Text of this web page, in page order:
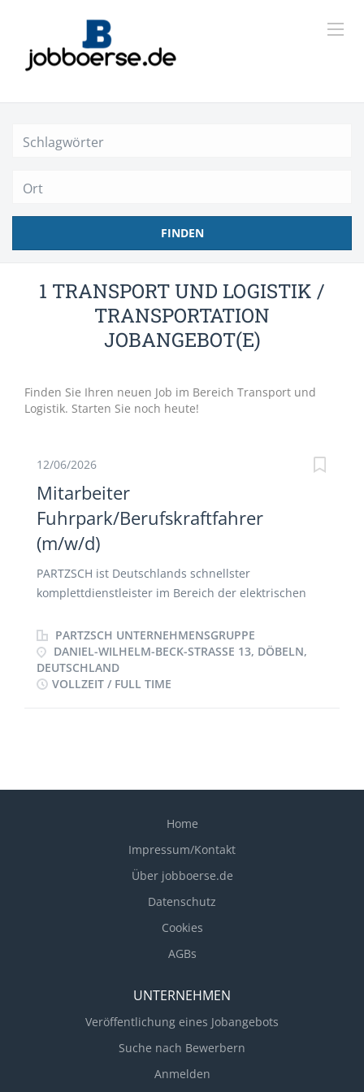
FINDEN
1 TRANSPORT UND LOGISTIK /
TRANSPORTATION
JOBANGEBOT(E)
Finden Sie Ihren neuen Job im Bereich Transport und
Logistik. Starten Sie noch heute!
12/06/2026
Mitarbeiter
Fuhrpark/Berufskraftfahrer
(m/w/d)
PARTZSCH ist Deutschlands schnellster
komplettdienstleister im Bereich der elektrischen
fertigt seit über 70 Jahren elektrische Maschinen
und Komponenten in höchster Qualität. Zum breiten
Leistungsspektrum der Unternehmensgruppe
gehören neben dem Vor-Ort-Service, der
gewinnen stetig an Know-how und entwickeln uns
Verstärkung unseres Teams haben wir ab sofort eine
Stelle als Mitarbeiter Fuhrpark/Berufskraftfahrer
(m/w/d) zu besetzen. Unser Angebot: 2.000,00 €
brutto Wechselprämie (bei bestehendem
Arbeitsverhältnis) nach bestandener Probezeit
Verwirklichung Ihrer beruflichen Ziele in einem
modernen Maschinen und Anlagen sowie gutem Be-
PARTZSCH UNTERNEHMENSGRUPPE
DANIEL-WILHELM-BECK-STRASSE 13, DÖBELN, D
EUTSCHLAND
VOLLZEIT / FULL TIME
Home
Impressum/Kontakt
Über jobboerse.de
Datenschutz
Cookies
AGBs
UNTERNEHMEN
Veröffentlichung eines Jobangebots
Suche nach Bewerbern
Anmelden